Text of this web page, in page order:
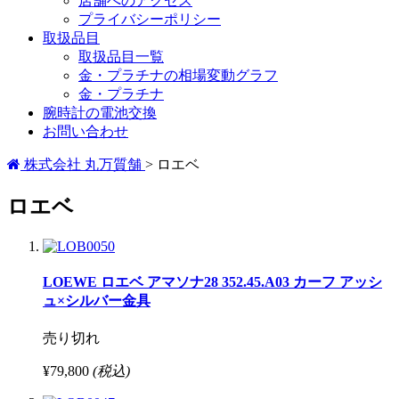
プライバシーポリシー
取扱品目
取扱品目一覧
金・プラチナの相場変動グラフ
金・プラチナ
腕時計の電池交換
お問い合わせ
株式会社 丸万質舗 > ロエベ
ロエベ
LOEWE ロエベ アマソナ28 352.45.A03 カーフ アッシ
ュ×シルバー金具
売り切れ
¥79,800 (税込)